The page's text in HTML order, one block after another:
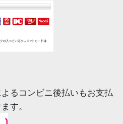
るコンビニ後払いもお支払
す。